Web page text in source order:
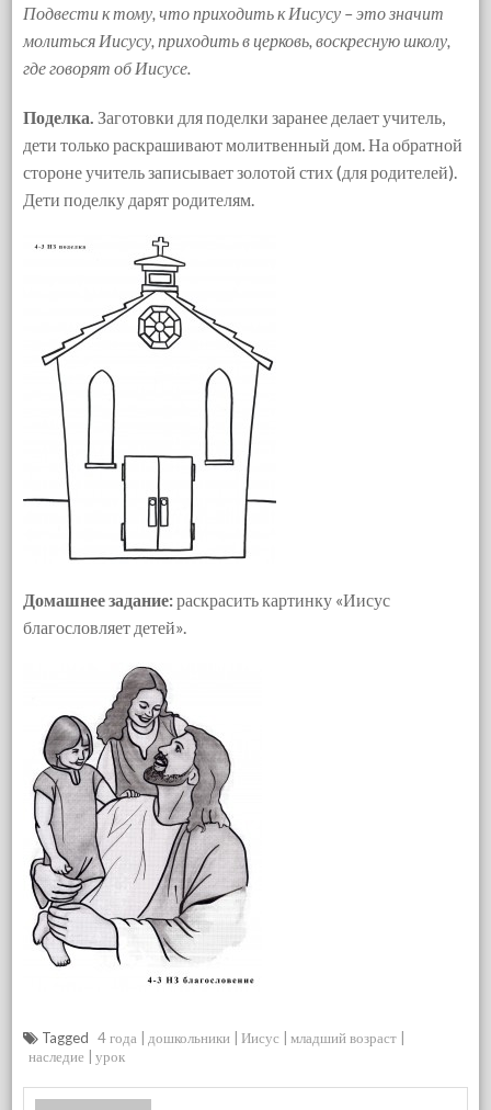
Подвести к тому, что приходить к Иисусу – это значит
молиться Иисусу, приходить в церковь, воскресную школу,
где говорят об Иисусе.
Поделка. Заготовки для поделки заранее делает учитель,
дети только раскрашивают молитвенный дом. На обратной
стороне учитель записывает золотой стих (для родителей).
Дети поделку дарят родителям.
Домашнее задание:раскрасить картинку «Иисус
благословляет детей».
Tagged 4 года дошкольники Иисус
младший возраст
наследие
урок